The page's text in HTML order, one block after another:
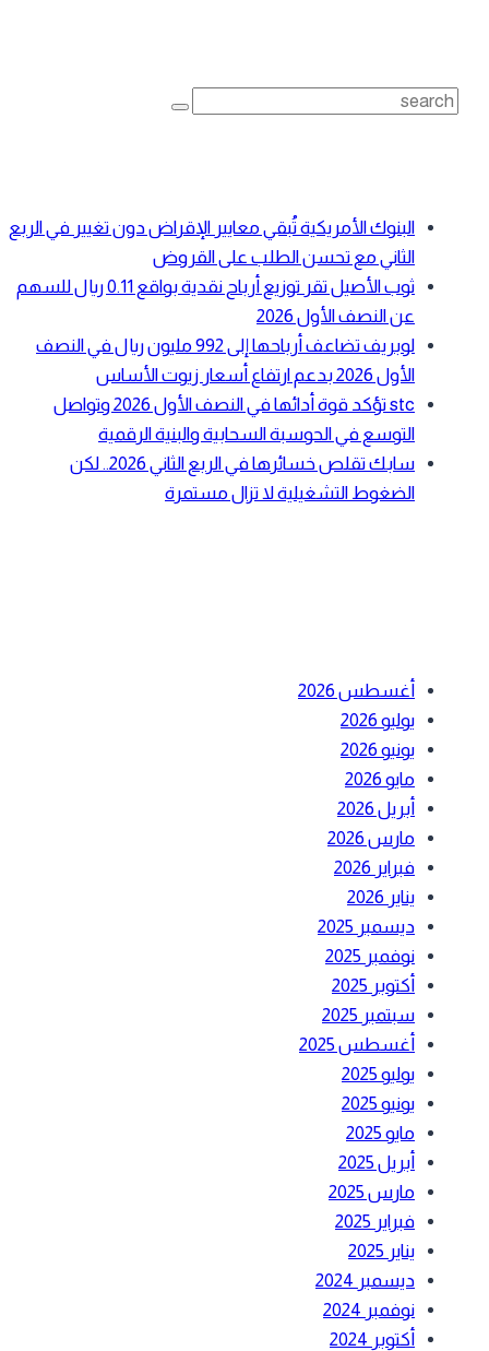
Search
البنوك الأمريكية تُبقي معايير الإقراض دون تغيير في الربع
الثاني مع تحسن الطلب على القروض
ثوب الأصيل تقر توزيع أرباح نقدية بواقع 0.11 ريال للسهم
عن النصف الأول 2026
لوبريف تضاعف أرباحها إلى 992 مليون ريال في النصف
الأول 2026 بدعم ارتفاع أسعار زيوت الأساس
stc تؤكد قوة أدائها في النصف الأول 2026 وتواصل
التوسع في الحوسبة السحابية والبنية الرقمية
سابك تقلص خسائرها في الربع الثاني 2026.. لكن
الضغوط التشغيلية لا تزال مستمرة
أغسطس 2026
يوليو 2026
يونيو 2026
مايو 2026
أبريل 2026
مارس 2026
فبراير 2026
يناير 2026
ديسمبر 2025
نوفمبر 2025
أكتوبر 2025
سبتمبر 2025
أغسطس 2025
يوليو 2025
يونيو 2025
مايو 2025
أبريل 2025
مارس 2025
فبراير 2025
يناير 2025
ديسمبر 2024
نوفمبر 2024
أكتوبر 2024